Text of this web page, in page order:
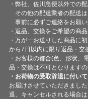
・弊社、佐川急便以外での
その他の配達業者の配送は
事前に必ずご連絡をお願い
・返品、交換をご希望の商
・万が一お送りした商品に
から7日以内に限り返品・交
・お客様の都合(色、形状、
品・交換は不可となります
・お荷物の受取辞退に付いて
お届けさせていただきまし
退、キャンセルされる場合